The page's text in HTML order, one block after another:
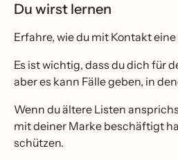
Du wirst lernen
Erfahre, wie du mit Kontakt
Es ist wichtig, dass du dich für
aber es kann Fälle geben, in
Wenn du ältere Listen
mit deiner Marke beschäftigt
schützen.